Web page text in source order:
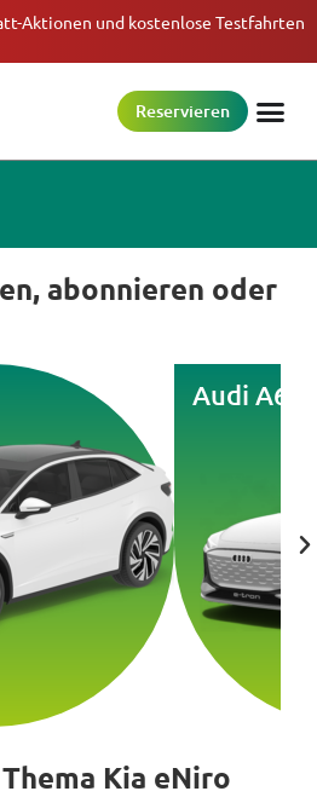
Aktionen und kostenlose Testfahrten
Reservieren
abonnieren oder
Audi A6
Kia eNiro